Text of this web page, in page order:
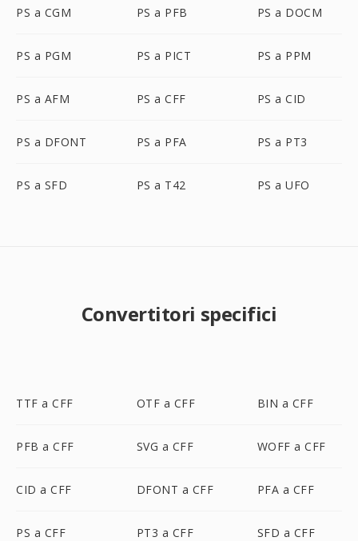
PS a CGM PS a PFB PS a DOCM
PS a PGM PS a PICT PS a PPM
PS a AFM PS a CFF PS a CID
PS a DFONT PS a PFA PS a PT3
PS a SFD PS a T42 PS a UFO
Convertitori specifici
TTF a CFF OTF a CFF BIN a CFF
PFB a CFF SVG a CFF WOFF a CFF
CID a CFF DFONT a CFF PFA a CFF
PS a CFF PT3 a CFF SFD a CFF